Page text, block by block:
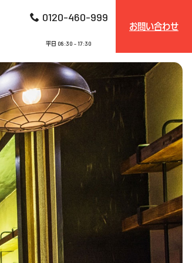
0120-460-999
平日 08:30 - 17:30
お問い合わせ